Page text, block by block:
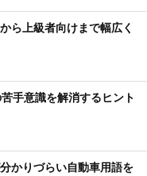
ら上級者向けまで幅広く
手意識を解消するヒント
かりづらい自動車用語を